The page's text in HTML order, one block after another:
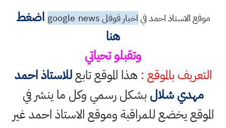
موقع الاستاذ احمد فياخبار قوقل googlenews
اضغط
هنا
وتقبلو تحياتي
التعريف بالموقع : هذا الموقع تابعللاستاذ احمد
مهدي شلال بشكل رسمي وكل ما ينشر في
الموقع يخضع للمراقبة وموقع الاستاذ احمد غير